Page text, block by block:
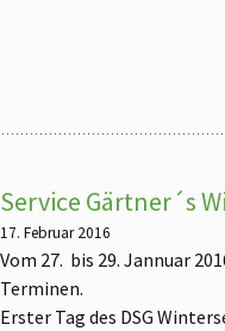
Service Gärtner´s
17. Februar 2016
Vom 27. bis 29. Jannuar
Terminen.
Erster Tag des DSG